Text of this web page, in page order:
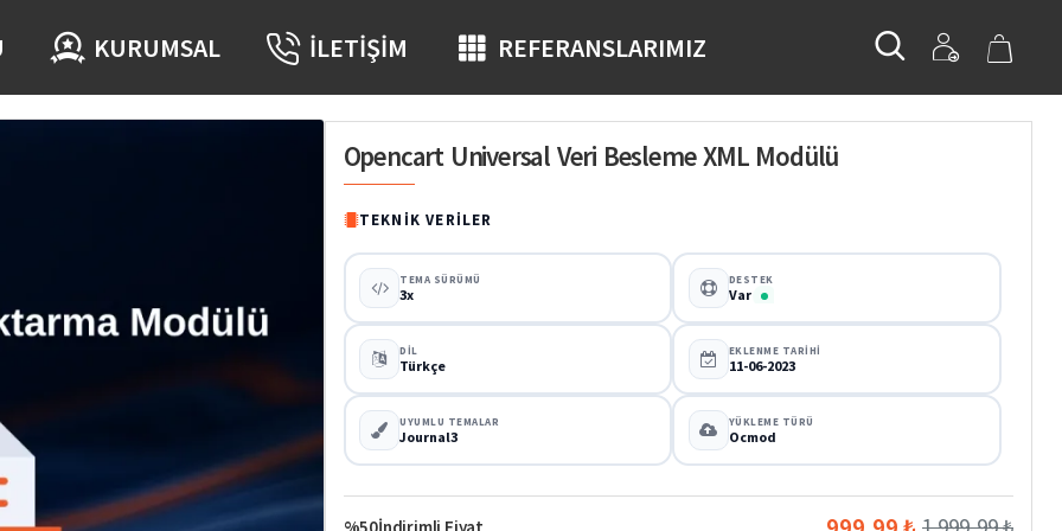
KURUMSAL İLETIŞIM REFERANSLARIMIZ
Opencart Universal Veri Besleme XML Modülü
TEKNIK VERILER
TEMA SÜRÜMÜ
3x
DESTEK
Var
DIL
Türkçe
EKLENME TARIHI
11-06-2023
UYUMLU TEMALAR
Journal3
YÜKLEME TÜRÜ
Ocmod